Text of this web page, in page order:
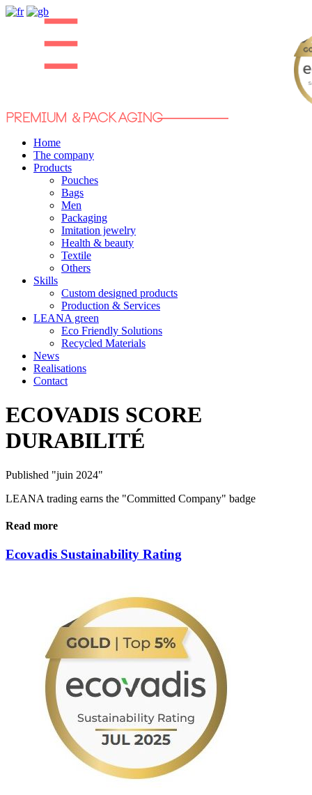
Home
The company
Products
Pouches
Bags
Men
Packaging
Imitation jewelry
Health & beauty
Textile
Others
Skills
Custom designed products
Production & Services
LEANA green
Eco Friendly Solutions
Recycled Materials
News
Realisations
Contact
ECOVADIS SCORE
DURABILITÉ
Published "juin 2024"
LEANA trading earns the "Committed Company" badge
Read more
Ecovadis Sustainability Rating